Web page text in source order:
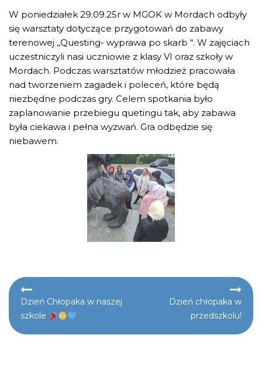
W poniedziałek 29.09.25r w MGOK w Mordach odbyły
się warsztaty dotyczące przygotowań do zabawy
terenowej ,,Questing- wyprawa po skarb “. W zajęciach
uczestniczyli nasi uczniowie z klasy VI oraz szkoły w
Mordach. Podczas warsztatów młodzież pracowała
nad tworzeniem zagadek i poleceń, które będą
niezbędne podczas gry. Celem spotkania było
zaplanowanie przebiegu quetingu tak, aby zabawa
była ciekawa i pełna wyzwań. Gra odbędzie się
niebawem.
Nawigacja
wpisu
Dzień Chłopaka w naszej
szkole
Dzień chłopaka w
przedszkolu!